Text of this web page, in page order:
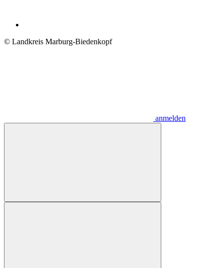
© Landkreis Marburg-Biedenkopf
anmelden